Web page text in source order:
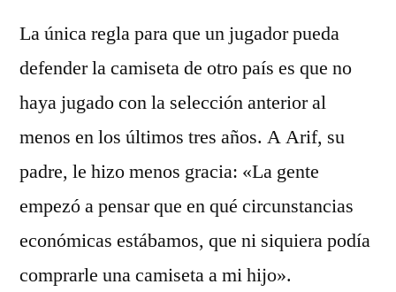
La única regla para que un jugador pueda
defender la camiseta de otro país es que no
haya jugado con la selección anterior al
menos en los últimos tres años. A Arif, su
padre, le hizo menos gracia: «La gente
empezó a pensar que en qué circunstancias
económicas estábamos, que ni siquiera podía
comprarle una camiseta a mi hijo».